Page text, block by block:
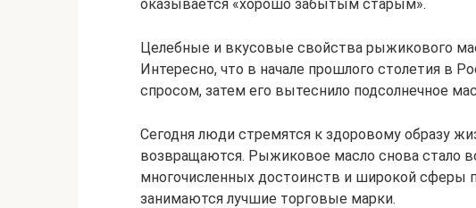
оказывается «хорошо забытым старым».
Целебные и вкусовые свойства рыжикового
Интересно, что в начале прошлого столетия в
спросом, затем его вытеснило подсолнечное
Сегодня люди стремятся к здоровому образу
возвращаются. Рыжиковое масло снова стало
многочисленных достоинств и широкой сферы
занимаются лучшие торговые марки.